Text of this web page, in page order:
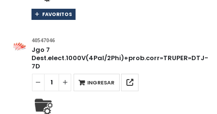
FAVORITOS
40547046
Jgo 7
Dest.elect.1000V(4Pal/2Phi)+prob.corr»TRUPER»DTJ-
7D
INGRESAR